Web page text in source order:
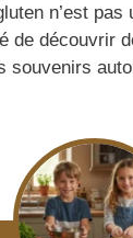
n’est
de découvrir
souvenirs